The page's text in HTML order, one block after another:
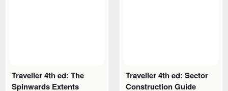
Traveller 4th ed: The
Spinwards Extents
Traveller 4th ed: Sector
Construction Guide